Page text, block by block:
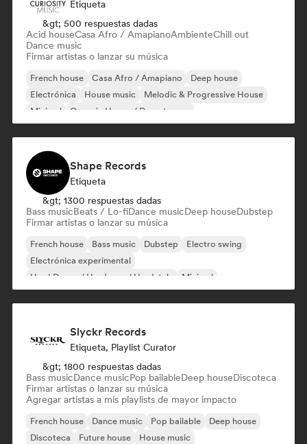
Etiqueta
&gt; 500 respuestas dadas
Acid houseCasa Afro / AmapianoAmbienteChill out
Dance music
Firmar artistas o lanzar su música
French house Casa Afro / Amapiano
Deep house
Electrónica
House music
Melodic & Progressive House
Minimal
Organic House / Downtempo
Shape Records
Etiqueta
&gt; 1300 respuestas dadas
Bass musicBeats / Lo-fiDance musicDeep houseDubstep
Firmar artistas o lanzar su música
French house Bass music Dubstep
Electro swing
Electrónica experimental
Hard Dance / Hardcore / Hardstyle
Minimal
Slyckr Records
Etiqueta, Playlist Curator
&gt; 1800 respuestas dadas
Bass musicDance musicPop bailableDeep houseDiscoteca
Firmar artistas o lanzar su música
Agregar artistas a mis playlists de mayor impacto
French house Dance music Pop bailable
Deep house
Discoteca
Future house
House music